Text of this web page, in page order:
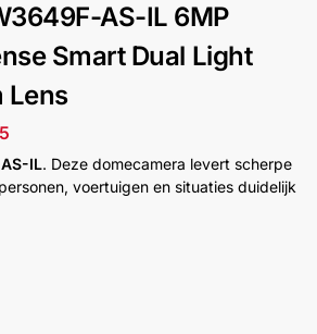
AS-IL 6MP
Smart Dual Light
Lens
IL. Deze domecamera levert scherpe
voertuigen en situaties duidelijk